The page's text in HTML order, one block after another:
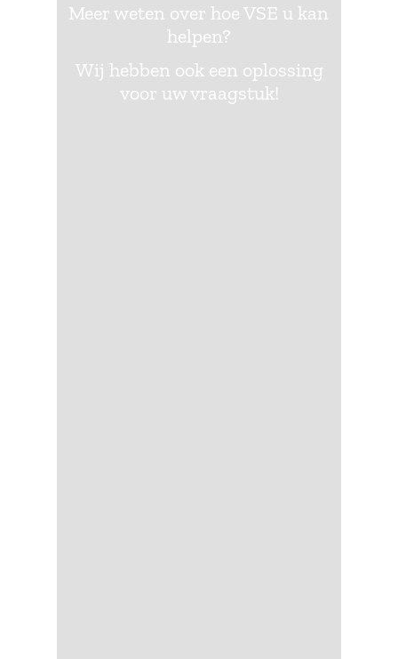
Meer weten over hoe VSE u kan
helpen?
Wij hebben ook een oplossing
voor uw vraagstuk!